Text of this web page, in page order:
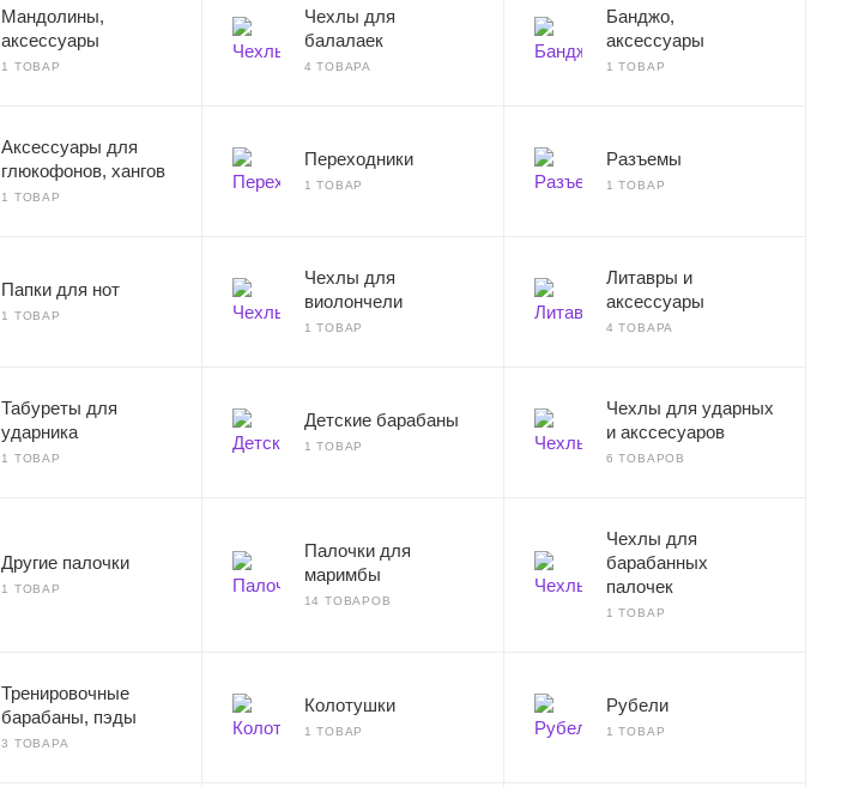
Мандолины,
аксессуары
1 ТОВАР
Чехлы для
балалаек
4 ТОВАРА
Банджо,
аксессуары
1 ТОВАР
Аксессуары для
глюкофонов, хангов
1 ТОВАР
Переходники
1 ТОВАР
Разъемы
1 ТОВАР
Папки для нот
1 ТОВАР
Чехлы для
виолончели
1 ТОВАР
Литавры и
аксессуары
4 ТОВАРА
Табуреты для
ударника
1 ТОВАР
Детские барабаны
1 ТОВАР
Чехлы для ударных
и акссесуаров
6 ТОВАРОВ
Другие палочки
1 ТОВАР
Палочки для
маримбы
14 ТОВАРОВ
Чехлы для
барабанных
палочек
1 ТОВАР
Тренировочные
барабаны, пэды
3 ТОВАРА
Колотушки
1 ТОВАР
Рубели
1 ТОВАР